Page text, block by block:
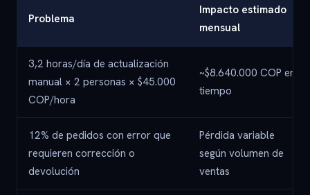
Problema
Impacto estimado
mensual
3,2 horas/día de actualización
manual × 2 personas × $45.000
COP/hora
~$8.640.000 COP en
tiempo
12% de pedidos con error que
requieren corrección o
devolución
Pérdida variable
según volumen de
ventas